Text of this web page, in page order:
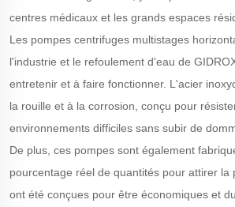
centres médicaux et les grands espaces
Les pompes centrifuges multistages
l'industrie et le refoulement d'eau de
entretenir et à faire fonctionner. L'acier
la rouille et à la corrosion, conçu pour
environnements difficiles sans subir de
De plus, ces pompes sont également
pourcentage réel de quantités pour attirer la
ont été conçues pour être économiques et